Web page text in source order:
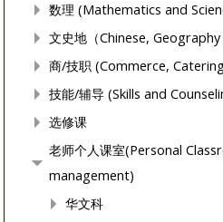
数理 (Mathematics and
文史地（Chinese,
商/技职 (Commerce,
技能/辅导 (Skills and
选修课
老师个人课室(Personal
management)
华文科